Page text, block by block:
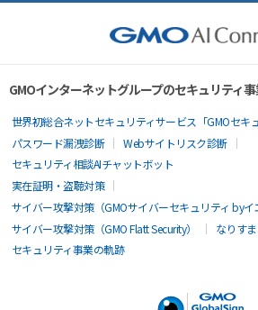
GMOインターネットグループのセキュリティ
世界初総合ネットセキュリティサービス「GMOセキ
パスワード漏洩診断
Webサイトリスク診断
セキュリティ相談AIチャットボット
実在証明・盗聴対策
サイバー攻撃対策（GMOサイバーセキュリティ byイ
サイバー攻撃対策（GMO Flatt Security）
なりす
セキュリティ事業の軌跡